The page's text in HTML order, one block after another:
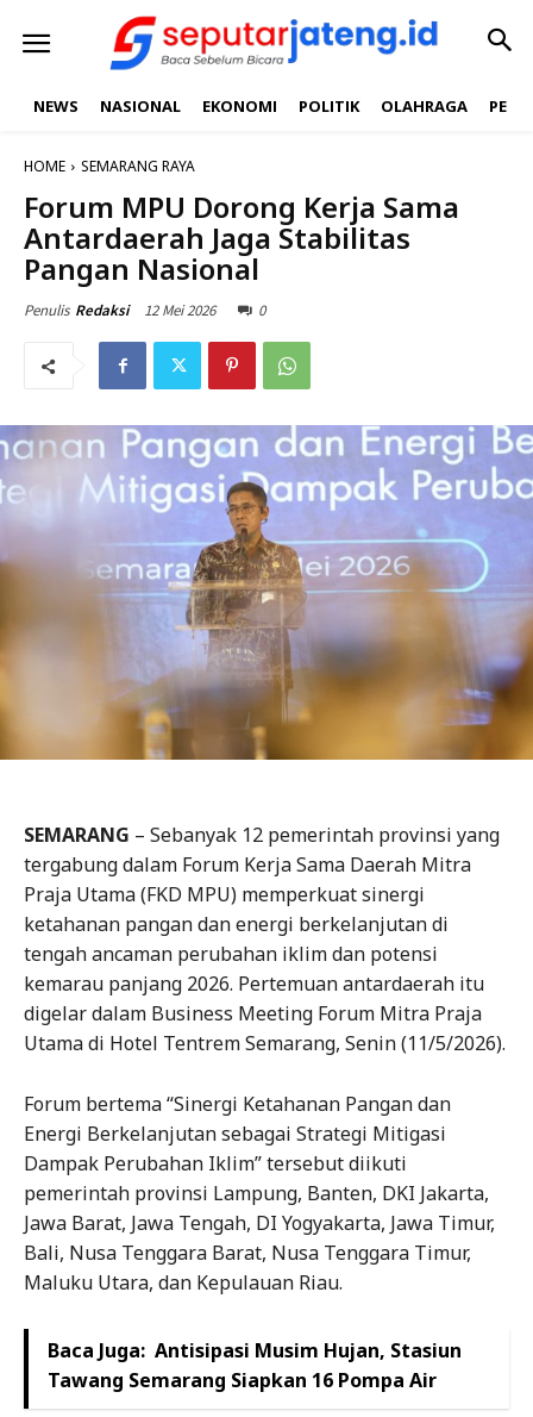
NEWS NASIONAL EKONOMI POLITIK OLAHRAGA
HOME SEMARANG RAYA
Forum MPU Dorong Kerja Sama
Antardaerah Jaga Stabilitas
Pangan Nasional
Penulis Redaksi 12 Mei 2026 0
SEMARANG – Sebanyak 12 pemerintah provinsi yang
tergabung dalam Forum Kerja Sama Daerah Mitra
Praja Utama (FKD MPU) memperkuat sinergi
ketahanan pangan dan energi berkelanjutan di
tengah ancaman perubahan iklim dan potensi
kemarau panjang 2026. Pertemuan antardaerah itu
digelar dalam Business Meeting Forum Mitra Praja
Utama di Hotel Tentrem Semarang, Senin (11/5/2026).
Forum bertema “Sinergi Ketahanan Pangan dan
Energi Berkelanjutan sebagai Strategi Mitigasi
Dampak Perubahan Iklim” tersebut diikuti
pemerintah provinsi Lampung, Banten, DKI Jakarta,
Jawa Barat, Jawa Tengah, DI Yogyakarta, Jawa Timur,
Bali, Nusa Tenggara Barat, Nusa Tenggara Timur,
Maluku Utara, dan Kepulauan Riau.
Baca Juga: Antisipasi Musim Hujan, Stasiun
Tawang Semarang Siapkan 16 Pompa Air